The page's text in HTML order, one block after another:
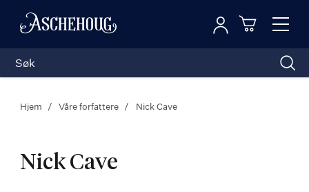
Toggle
Logg inn
Hjem Våre forfattere Nick Cave
Nick Cave